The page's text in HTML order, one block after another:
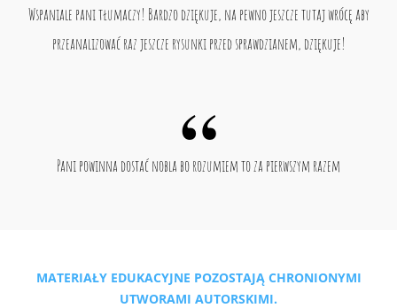
Wspaniale pani tłumaczy! Bardzo dziękuje, na pewno jeszcze tutaj wrócę aby
przeanalizować raz jeszcze rysunki przed sprawdzianem, dziękuje!
Pani powinna dostać nobla bo rozumiem to za pierwszym razem
MATERIAŁY EDUKACYJNE POZOSTAJĄ CHRONIONYMI
UTWORAMI AUTORSKIMI.